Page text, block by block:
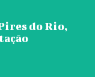
do Rio,